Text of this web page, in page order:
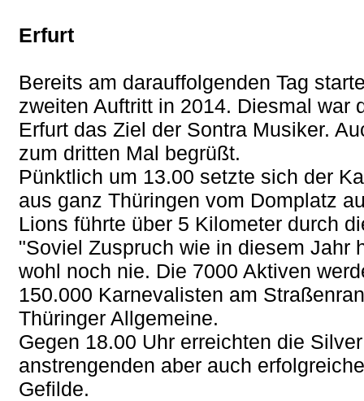
Erfurt
Bereits am darauffolgenden Tag
zweiten Auftritt in 2014. Diesmal war
Erfurt das Ziel der Sontra Musiker.
zum dritten Mal begrüßt.
Pünktlich um 13.00 setzte sich der
aus ganz Thüringen vom Domplatz
Lions führte über 5 Kilometer durch
"Soviel Zuspruch wie in diesem Jahr
wohl noch nie. Die 7000 Aktiven
150.000 Karnevalisten am
Thüringer Allgemeine.
Gegen 18.00 Uhr erreichten die
anstrengenden aber auch
Gefilde.